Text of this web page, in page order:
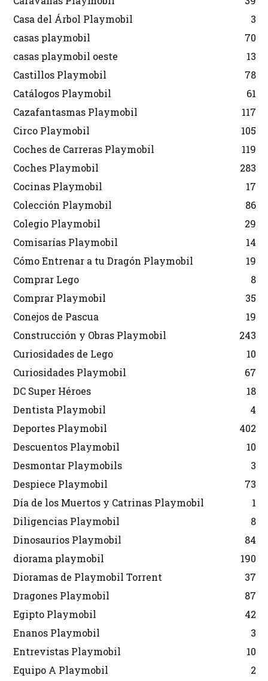
Casa del Árbol Playmobil
3
casas playmobil
70
casas playmobil oeste
13
Castillos Playmobil
78
Catálogos Playmobil
61
Cazafantasmas Playmobil
117
Circo Playmobil
105
Coches de Carreras Playmobil
119
Coches Playmobil
283
Cocinas Playmobil
17
Colección Playmobil
86
Colegio Playmobil
29
Comisarías Playmobil
14
Cómo Entrenar a tu Dragón Playmobil
19
Comprar Lego
8
Comprar Playmobil
35
Conejos de Pascua
19
Construcción y Obras Playmobil
243
Curiosidades de Lego
10
Curiosidades Playmobil
67
DC Super Héroes
18
Dentista Playmobil
4
Deportes Playmobil
402
Descuentos Playmobil
10
Desmontar Playmobils
3
Despiece Playmobil
73
Día de los Muertos y Catrinas Playmobil
1
Diligencias Playmobil
8
Dinosaurios Playmobil
84
diorama playmobil
190
Dioramas de Playmobil Torrent
37
Dragones Playmobil
87
Egipto Playmobil
42
Enanos Playmobil
3
Entrevistas Playmobil
10
Equipo A Playmobil
2